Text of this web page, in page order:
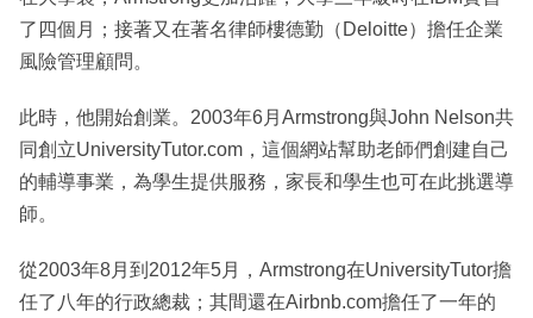
了四個月；接著又在著名律師樓德勤（Deloitte）擔任企業
風險管理顧問。
此時，他開始創業。2003年6月Armstrong與John Nelson共
同創立UniversityTutor.com，這個網站幫助老師們創建自己
的輔導事業，為學生提供服務，家長和學生也可在此挑選導
師。
從2003年8月到2012年5月，Armstrong在UniversityTutor擔
任了八年的行政總裁；其間還在Airbnb.com擔任了一年的